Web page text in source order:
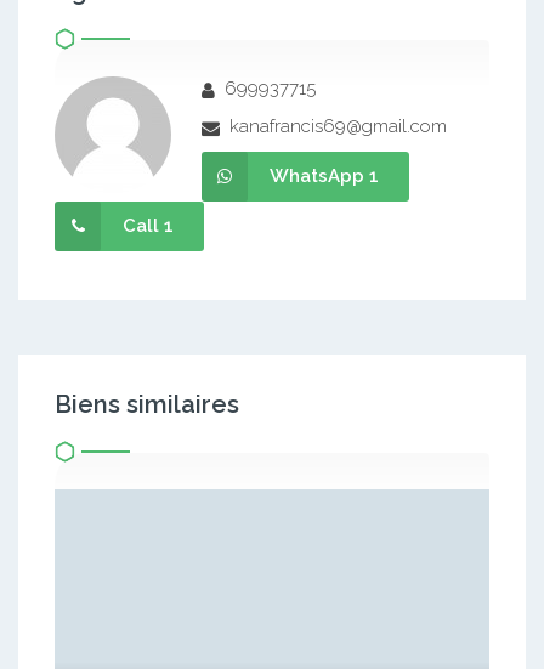
699937715
kanafrancis69@gmail.com
WhatsApp 1
Call 1
Biens similaires